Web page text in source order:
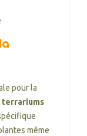
pour la
terrariums
même